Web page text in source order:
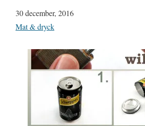
Datum
30 december, 2016
I relation till
Mat & dryck